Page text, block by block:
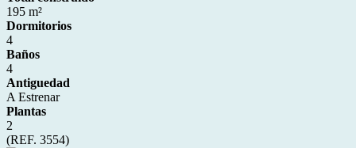
195 m²
Dormitorios
4
Baños
4
Antiguedad
A Estrenar
Plantas
2
(REF. 3554)